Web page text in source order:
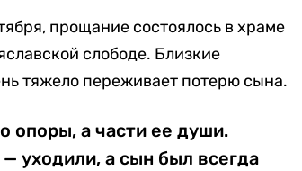
прощание состоялось в храме
слободе. Близкие
тяжело переживает потерю сына.
опоры, а части ее души.
уходили, а сын был всегда